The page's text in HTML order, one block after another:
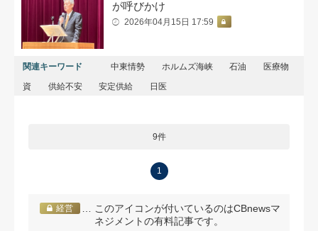
が呼びかけ
2026年04月15日 17:59
関連キーワード 中東情勢 ホルムズ海峡 石油
医療物
資
供給不安 安定供給 日医
9件
1
経営
… このアイコンが付いているのはCBnewsマ
ネジメントの有料記事です。